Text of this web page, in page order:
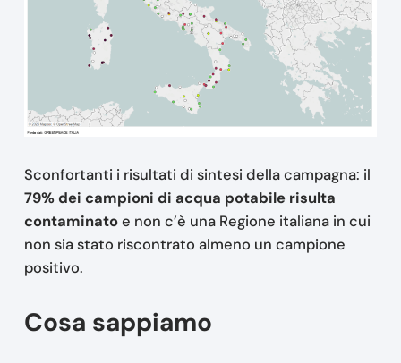
Sconfortanti i risultati di sintesi della campagna: il
79% dei campioni di acqua potabile risulta
contaminatoe non c’è una Regione italiana in cui
non sia stato riscontrato almeno un campione
positivo.
Cosa sappiamo